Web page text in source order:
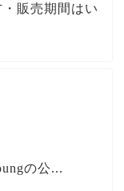
販売期間はい
の公...